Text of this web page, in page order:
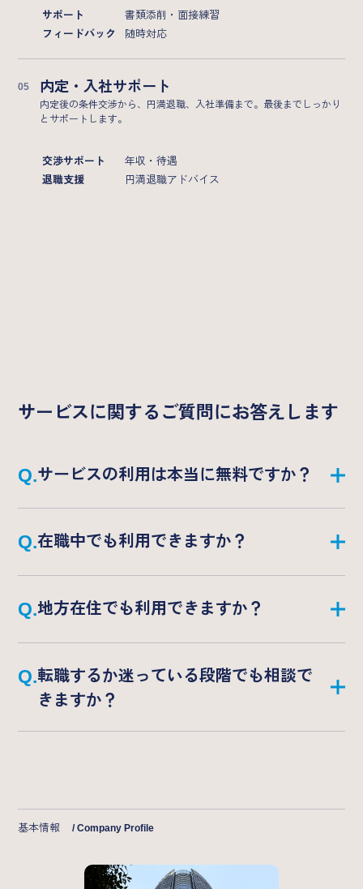
サポート
書類添削・面接練習
フィードバック
随時対応
内定・入社サポート
内定後の条件交渉から、円満退職、入社準備まで。最後までしっかり
とサポートします。
交渉サポート
年収・待遇
退職支援
円満退職アドバイス
FAQ
サービスに関するご質問にお答えします
サービスの利用は本当に無料ですか？
はい、完全無料でご利用いただけます。企業か
らの成功報酬で運営しているため、求職者の方
在職中でも利用できますか？
もちろん利用できます。多くの方が在職中にご
利用されています。面談時間も柔軟に対応いた
地方在住でも利用できますか？
はい、全国対応しております。オンライン面談
も実施しておりますので、お気軽にご相談くだ
さい。
転職するか迷っている段階でも相談で
きますか？
基本情報 / Company Profile